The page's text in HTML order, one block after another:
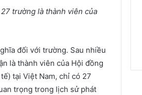
trường là thành viên của
đối với trường. Sau nhiều
là thành viên của Hội đồng
tại Việt Nam, chỉ có 27
trọng trong lịch sử phát